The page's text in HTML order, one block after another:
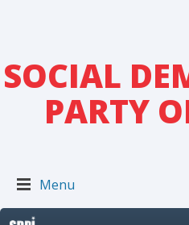
SOCIAL
PARTY
Menu